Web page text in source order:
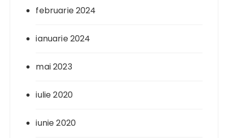
februarie 2024
ianuarie 2024
mai 2023
iulie 2020
iunie 2020